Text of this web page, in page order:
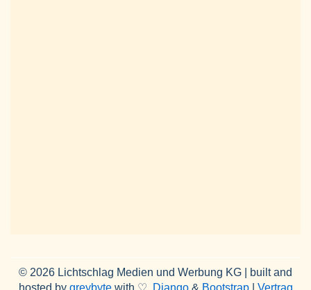
© 2026 Lichtschlag Medien und Werbung KG | built and
hosted by greybytewith ♡, Django& Bootstrap| Vertrag